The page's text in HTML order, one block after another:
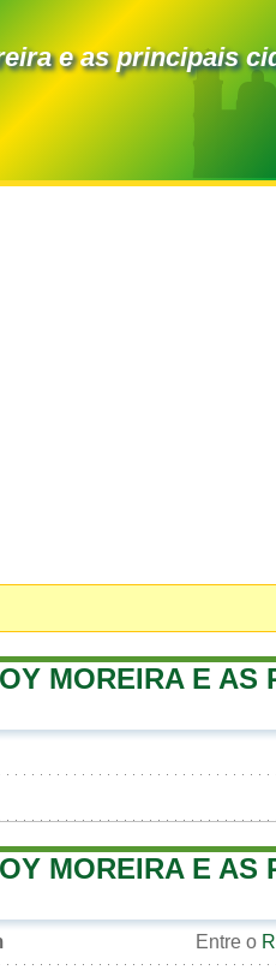
e as principais
MOREIRA E AS
MOREIRA E AS
Entre o